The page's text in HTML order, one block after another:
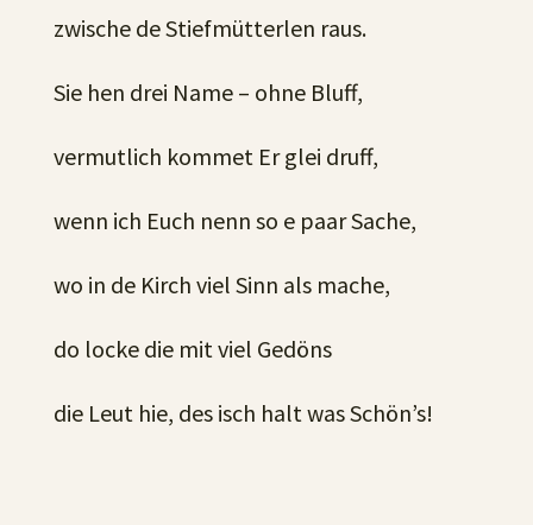
zwische de Stiefmütterlen raus.
Sie hen drei Name – ohne Bluff,
vermutlich kommet Er glei druff,
wenn ich Euch nenn so e paar Sache,
wo in de Kirch viel Sinn als mache,
do locke die mit viel Gedöns
die Leut hie, des isch halt was Schön’s!